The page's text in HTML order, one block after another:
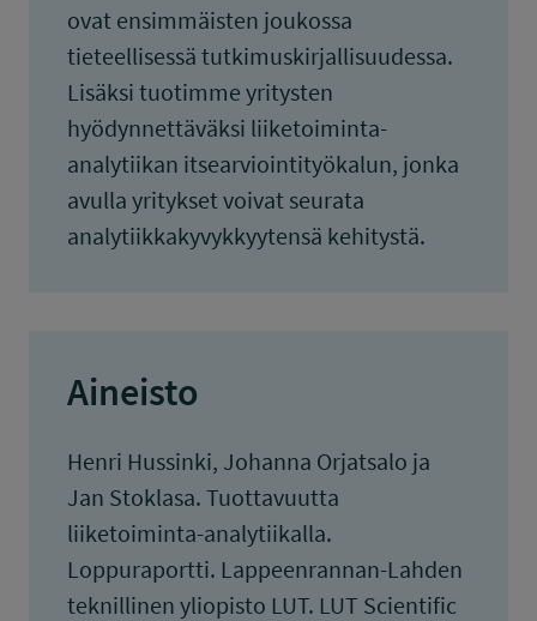
ovat ensimmäisten joukossa
tieteellisessä tutkimuskirjallisuudessa.
Lisäksi tuotimme yritysten
hyödynnettäväksi liiketoiminta-
analytiikan itsearviointityökalun, jonka
avulla yritykset voivat seurata
analytiikkakyvykkyytensä kehitystä.
Aineisto
Henri Hussinki, Johanna Orjatsalo ja
Jan Stoklasa. Tuottavuutta
liiketoiminta-analytiikalla.
Loppuraportti. Lappeenrannan-Lahden
teknillinen yliopisto LUT. LUT Scientific